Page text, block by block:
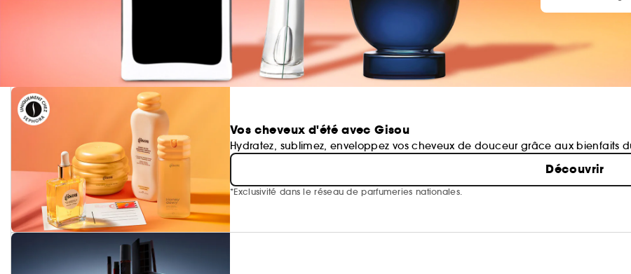
Vos cheveux d'été avec Gisou
Hydratez, sublimez, enveloppez vos cheveux de douceur grâce aux bienfaits
Découvrir
*Exclusivité dans le réseau de parfumeries nationales.